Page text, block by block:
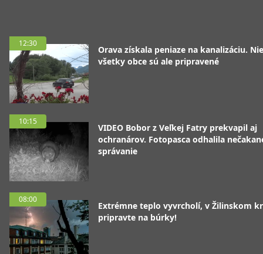
12:30
Orava získala peniaze na kanalizáciu. Nie
všetky obce sú ale pripravené
10:15
VIDEO Bobor z Veľkej Fatry prekvapil aj
ochranárov. Fotopasca odhalila
správanie
08:00
Extrémne teplo vyvrcholí, v Žilinskom
pripravte na búrky!